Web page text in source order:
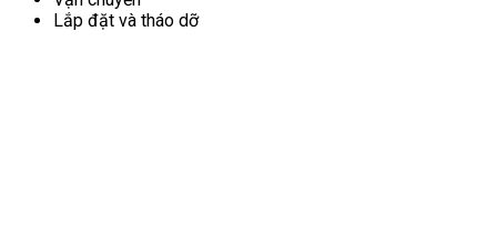
Lắp đặt và tháo dỡ